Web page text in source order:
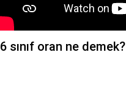
6 sınıf oran ne demek?